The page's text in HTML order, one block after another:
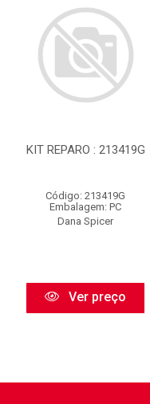
KIT REPARO : 213419G
Código: 213419G
Embalagem: PC
Dana Spicer
Ver preço